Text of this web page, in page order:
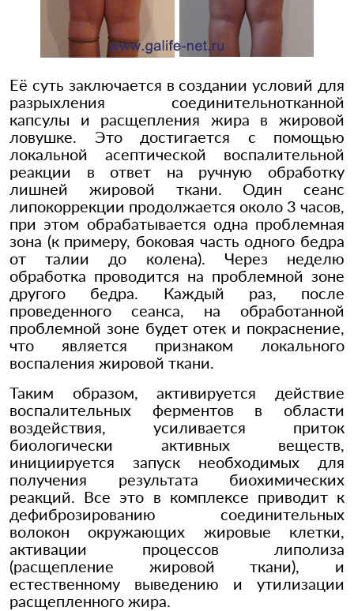
Её суть заключается в создании условий для
разрыхления соединительнотканной
капсулы и расщепления жира в жировой
ловушке. Это достигается с помощью
локальной асептической воспалительной
реакции в ответ на ручную обработку
лишней жировой ткани. Один сеанс
липокоррекции продолжается около 3 часов,
при этом обрабатывается одна проблемная
зона (к примеру, боковая часть одного бедра
от талии до колена). Через неделю
обработка проводится на проблемной зоне
другого бедра. Каждый раз, после
проведенного сеанса, на обработанной
проблемной зоне будет отек и покраснение,
что является признаком локального
воспаления жировой ткани.
Таким образом, активируется действие
воспалительных ферментов в области
воздействия, усиливается приток
биологически активных веществ,
инициируется запуск необходимых для
получения результата биохимических
реакций. Все это в комплексе приводит к
дефиброзированию соединительных
волокон окружающих жировые клетки,
активации процессов липолиза
(расщепление жировой ткани), и
естественному выведению и утилизации
расщепленного жира.